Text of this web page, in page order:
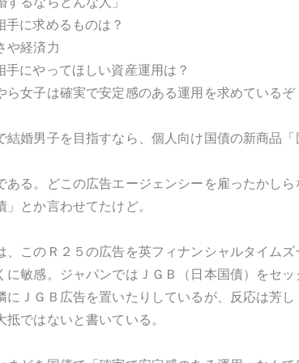
に求めるものは？
や経済力
にやってほしい資産運用は？
女子は確実で安定感のある運用を求めているぞ
結婚男子を目指すなら、個人向け国債の新商品「
ある。どこの広告エージェンシーを雇ったかし
」とか言わせてたけど。
、このＲ２５の広告を英フィナンシャルタイム
に敏感。ジャパンではＪＧＢ（日本国債）をセ
にＪＧＢ広告を置いたりしているが、反応は芳
抵ではないと書いている。